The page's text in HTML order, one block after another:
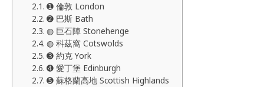
➊ 倫敦 London
➋ 巴斯 Bath
◍ 巨石陣 Stonehenge
◍ 科茲窩 Cotswolds
➌ 約克 York
➍ 愛丁堡 Edinburgh
➎ 蘇格蘭高地 Scottish Highlands